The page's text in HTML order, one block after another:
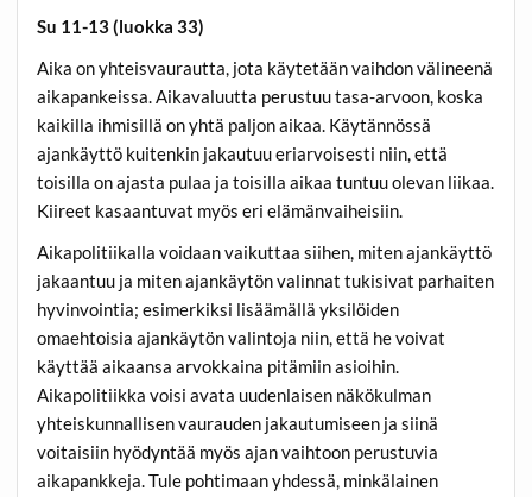
Su 11-13 (luokka 33)
Aika on yhteisvaurautta, jota käytetään vaihdon välineenä
aikapankeissa. Aikavaluutta perustuu tasa-arvoon, koska
kaikilla ihmisillä on yhtä paljon aikaa. Käytännössä
ajankäyttö kuitenkin jakautuu eriarvoisesti niin, että
toisilla on ajasta pulaa ja toisilla aikaa tuntuu olevan liikaa.
Kiireet kasaantuvat myös eri elämänvaiheisiin.
Aikapolitiikalla voidaan vaikuttaa siihen, miten ajankäyttö
jakaantuu ja miten ajankäytön valinnat tukisivat parhaiten
hyvinvointia; esimerkiksi lisäämällä yksilöiden
omaehtoisia ajankäytön valintoja niin, että he voivat
käyttää aikaansa arvokkaina pitämiin asioihin.
Aikapolitiikka voisi avata uudenlaisen näkökulman
yhteiskunnallisen vaurauden jakautumiseen ja siinä
voitaisiin hyödyntää myös ajan vaihtoon perustuvia
aikapankkeja. Tule pohtimaan yhdessä, minkälainen